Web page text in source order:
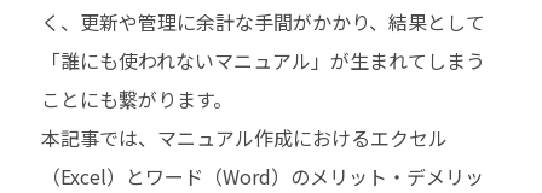
く、更新や管理に余計な手間がかかり、結果として
「誰にも使われないマニュアル」が生まれてしまう
ことにも繋がります。
本記事では、マニュアル作成におけるエクセル
（Excel）とワード（Word）のメリット・デメリッ